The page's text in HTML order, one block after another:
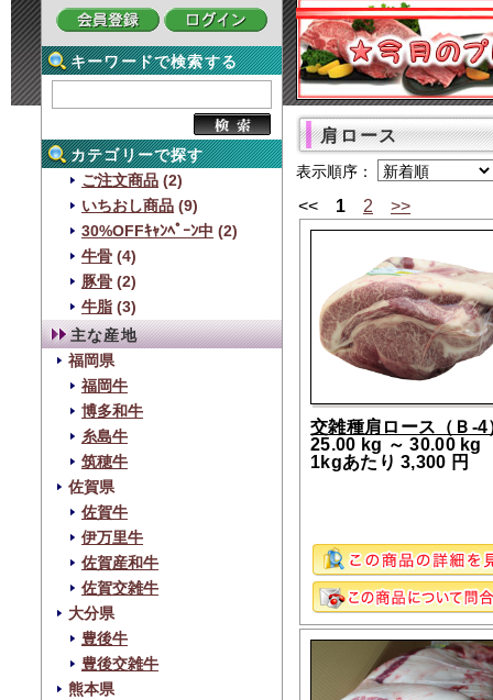
キーワードで検索する
カテゴリーで探す
ご注文商品 (2)
いちおし商品 (9)
30%OFFｷｬﾝﾍﾟｰﾝ中 (2)
牛骨 (4)
豚骨 (2)
牛脂 (3)
主な産地
福岡県
福岡牛
博多和牛
糸島牛
筑穂牛
佐賀県
佐賀牛
伊万里牛
佐賀産和牛
佐賀交雑牛
大分県
豊後牛
豊後交雑牛
熊本県
肩ロース
表示順序：
<< 1 2 >>
交雑種肩ロース（Ｂ-4
25.00 kg ～ 30.00 kg
1kgあたり 3,300 円